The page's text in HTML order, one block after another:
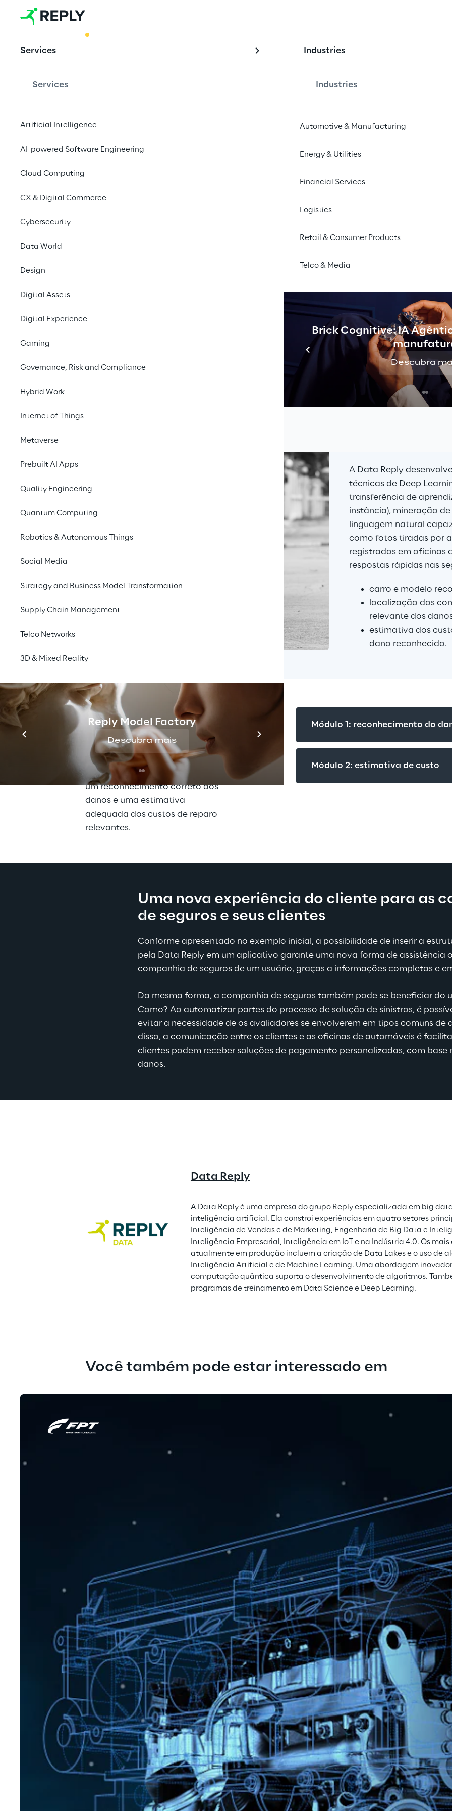
Services
Services
Artificial Intelligence
AI-powered Software Engineering
Cloud Computing
CX & Digital Commerce
Cybersecurity
Data World
Design
Digital Assets
Digital Experience
Gaming
Governance, Risk and Compliance
Hybrid Work
Internet of Things
Metaverse
Prebuilt AI Apps
Quality Engineering
Quantum Computing
Robotics & Autonomous Things
Social Media
Strategy and Business Model Transformation
Supply Chain Management
Telco Networks
3D & Mixed Reality
Reply Model Factory
Descubra mais
Prebuilt AI
Descubra
Industries
Industries
Automotive & Manufacturing
Energy & Utilities
Financial Services
Logistics
Retail & Consumer Products
Telco & Media
Brick Cognitive: IA
Descubra
Avaliação de danos no carro com
uso do Reconhecimento de
em caso de acidente.
Calmamente, Clara abre seu aplicativo de seguro de
carro e fotografa a avaria em seu veículo. As imagens são
processadas em tempo real por um mecanismo que utiliza
próximas a serem
possível?
para
A Data Reply
técnicas de Deep
transferência de
instância), mineração
linguagem natural
como fotos tiradas por
registrados em oficinas
respostas rápidas nas
carro e modelo
localização dos
relevante dos
estimativa dos
dano reconhecido.
Um detalhamento
da estrutura
Em 90% dos casos verificados, o
modelo desenvolvido permite
um reconhecimento correto dos
danos e uma estimativa
adequada dos custos de reparo
relevantes.
Módulo 1: reconhecimento do
Módulo 2: estimativa de custo
Uma nova experiência do cliente para as
de seguros e seus clientes
Conforme apresentado no exemplo inicial, a possibilidade de inserir a
pela Data Reply em um aplicativo garante uma nova forma de assistência
companhia de seguros de um usuário, graças a informações completas e
Da mesma forma, a companhia de seguros também pode se beneficiar do
Como? Ao automatizar partes do processo de solução de sinistros, é
evitar a necessidade de os avaliadores se envolverem em tipos comuns de
disso, a comunicação entre os clientes e as oficinas de automóveis é
clientes podem receber soluções de pagamento personalizadas, com base
danos.
Data Reply
A Data Reply é uma empresa do grupo Reply especializada em big
inteligência artificial. Ela constroi experiências em quatro setores
Inteligência de Vendas e de Marketing, Engenharia de Big Data e
Inteligência Empresarial, Inteligência em IoT e na Indústria 4.0. Os
atualmente em produção incluem a criação de Data Lakes e o uso de
Inteligência Artificial e de Machine Learning. Uma abordagem
computação quântica suporta o desenvolvimento de algoritmos.
programas de treinamento em Data Science e Deep Learning.
Você também pode estar interessado em